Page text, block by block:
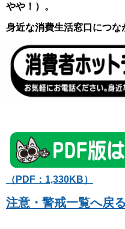
やや！）。
身近な消費生活窓口につな
（PDF：1,330KB）
注意・警戒一覧へ戻る